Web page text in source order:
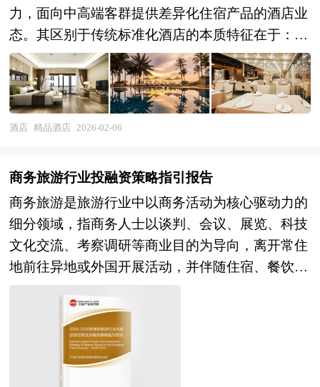
力，面向中高端客群提供差异化住宿产品的酒店业
态。其区别于传统标准化酒店的本质特征在于：规
模精致化（客房数通常在10至100间之间）、设计
美学化（强调建筑师或设计师的个性化表达）、服
务定制化（注重宾客与员工的深度互动及需求预
判）、文化在地化（挖掘并呈现目的地的历史文脉
既可作为独立单体存在，也可隶属于大型酒店集团
旗下的软品牌系列。作为住宿业消费升级与文化体
验经济的交汇产物，精品酒店不仅是提供休憩功能
的场所，更是承载审美表达、社交连接、自我实现
的生活方式载体，其发展水平直接映射目的地城市
的文化活力与消费成熟度，是文旅融合深度与服务
业高质量发展的重要观测窗口。 未来30年的经济
社会发展将历经两个阶段：第一个阶段，到2035年
基本实现社会主义现代化；第二个阶段，到本世纪
中叶把我国建成富强民主文明和谐美丽的社会主义
酒店 精品酒店 2026-02-06
商务旅游行业投融资策略指引报告
商务旅游是旅游行业中以商务活动为核心驱动力的
细分领域，指商务人士以谈判、会议、展览、科技
文化交流、考察调研等商业目的为导向，离开常住
地前往异地或外国开展活动，并伴随住宿、餐饮、
态。其本质是商业需求与旅行服务的深度融合，既
包含直接的商务行为，如合同签署、产品推介、技
术研讨等，也涵盖因商务活动产生的配套服务需
求，如差旅管理、会展策划、商务接待等。 风险